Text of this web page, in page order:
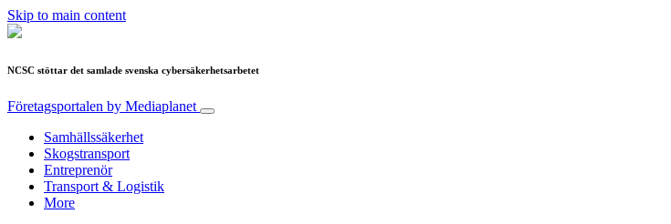
Skip to main content
NCSC stöttar det samlade svenska cybersäkerhetsarbetet
Företagsportalen by Mediaplanet
Samhällssäkerhet
Skogstransport
Entreprenör
Transport & Logistik
More